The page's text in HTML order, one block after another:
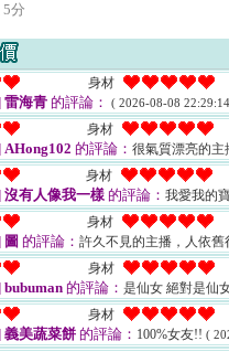
分
身材
雷海青 的評論： ( 2026-08-08
身材
AHong102 的評論： 很氣質漂亮的
身材
沒有人像我一樣 的評論： 我愛我的
身材
圖 的評論： 許久不見的主播，人依
身材
bubuman 的評論： 是仙女 絕對是仙
身材
義美蔬菜餅 的評論： 100%女友!! (